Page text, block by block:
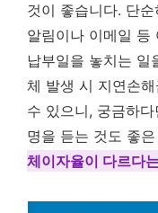
것이 좋습니다. 단
알림이나 이메일 등
납부일을 놓치는 일
체 발생 시 지연손
수 있으니, 궁금하
명을 듣는 것도 좋
체이자율이 다르다